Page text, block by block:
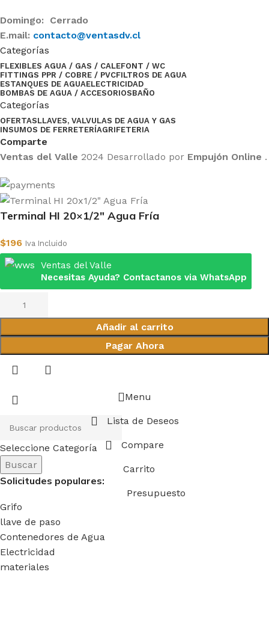
Domingo: Cerrado
E.mail: contacto@ventasdv.cl
Categorías
FLEXIBLES AGUA / GAS / CALEFONT / WC
FITTINGS PPR / COBRE / PVCFILTROS DE AGUA
ESTANQUES DE AGUAELECTRICIDAD
BOMBAS DE AGUA / ACCESORIOSBAÑO
Categorías
OFERTASLLAVES, VALVULAS DE AGUA Y GAS
INSUMOS DE FERRETERÍAGRIFETERIA
Comparte
Ventas del Valle 2024 Desarrollado por Empujón Online .
Terminal HI 20×1/2″ Agua Fría
$196 Iva Incluido
Ventas del Valle
Necesitas Ayuda? Contactanos via WhatsApp
Añadir al carrito
Pagar Ahora
Seleccione Categoría
Buscar
Solicitudes populares:
Grifo
llave de paso
Contenedores de Agua
Electricidad
materiales
Menu
Lista de Deseos
Compare
Carrito
Presupuesto